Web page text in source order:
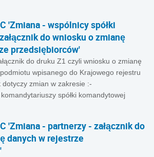
'Zmiana - wspólnicy spółki
do wniosku o zmianę
przedsiębiorców'
do druku Z1 czyli wniosku o zmianę
wpisanego do Krajowego rejestru
dotyczy zmian w zakresie :-
spółki komandytowej
'Zmiana - partnerzy - załącznik do
danych w rejestrze